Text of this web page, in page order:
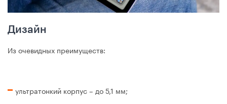
Дизайн
Из очевидных преимуществ:
ультратонкий корпус – до 5,1 мм;